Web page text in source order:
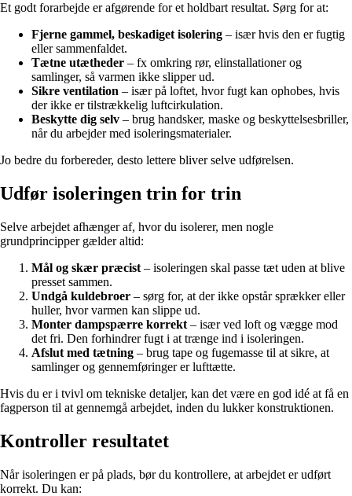
Et godt forarbejde er afgørende for et holdbart resultat. Sørg for at:
Fjerne gammel, beskadiget isolering – især hvis den er fugtig
eller sammenfaldet.
Tætne utætheder – fx omkring rør, elinstallationer og
samlinger, så varmen ikke slipper ud.
Sikre ventilation – især på loftet, hvor fugt kan ophobes, hvis
der ikke er tilstrækkelig luftcirkulation.
Beskytte dig selv – brug handsker, maske og beskyttelsesbriller,
når du arbejder med isoleringsmaterialer.
Jo bedre du forbereder, desto lettere bliver selve udførelsen.
Udfør isoleringen trin for trin
Selve arbejdet afhænger af, hvor du isolerer, men nogle
grundprincipper gælder altid:
Mål og skær præcist – isoleringen skal passe tæt uden at blive
presset sammen.
Undgå kuldebroer – sørg for, at der ikke opstår sprækker eller
huller, hvor varmen kan slippe ud.
Monter dampspærre korrekt – især ved loft og vægge mod
det fri. Den forhindrer fugt i at trænge ind i isoleringen.
Afslut med tætning – brug tape og fugemasse til at sikre, at
samlinger og gennemføringer er lufttætte.
Hvis du er i tvivl om tekniske detaljer, kan det være en god idé at få en
fagperson til at gennemgå arbejdet, inden du lukker konstruktionen.
Kontroller resultatet
Når isoleringen er på plads, bør du kontrollere, at arbejdet er udført
korrekt. Du kan: